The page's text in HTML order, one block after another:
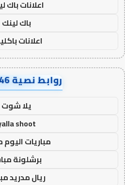
اعلانات باك
باك لينك
اعلانات
روابط نصية AA98746
يلا شوت
shoot
مباريات اليوم
برشلونة
ريال مدريد